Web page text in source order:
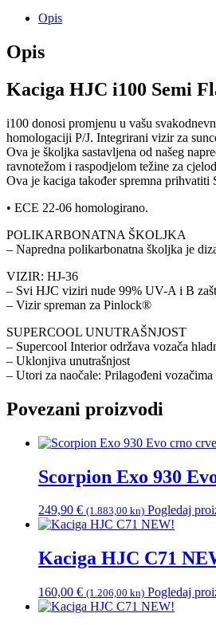
količina
Opis
Opis
Kaciga HJC i100 Semi
i100 donosi promjenu u vašu
homologaciji P/J. Integrirani vizir za
Ova je školjka sastavljena od našeg
ravnotežom i raspodjelom težine za
Ova je kaciga također spremna
• ECE 22-06 homologirano.
POLIKARBONATNA ŠKOLJKA
– Napredna polikarbonatna školjka je
VIZIR: HJ-36
– Svi HJC viziri nude 99% UV-A i B
– Vizir spreman za Pinlock®
SUPERCOOL UNUTRAŠNJOST
– Supercool Interior održava vozača
– Uklonjiva unutrašnjost
– Utori za naočale: Prilagođeni
Povezani proizvodi
Scorpion Exo 930
249,90 € (1.883,00 kn) Pogledaj
Kaciga HJC C71
160,00 € (1.206,00 kn) Pogledaj